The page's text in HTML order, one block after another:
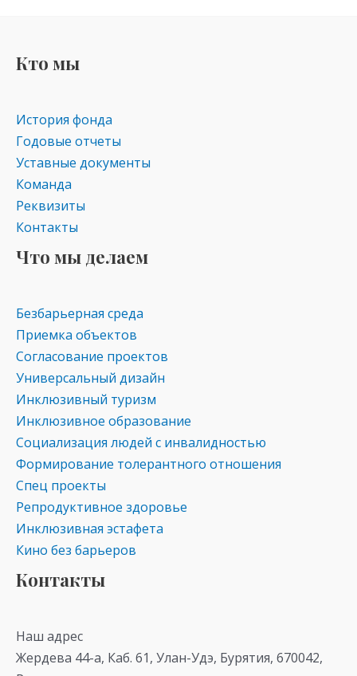
kl
as
s
ni
ki
Кто мы
История фонда
Годовые отчеты
Уставные документы
Команда
Реквизиты
Контакты
Что мы делаем
Безбарьерная среда
Приемка объектов
Согласование проектов
Универсальный дизайн
Инклюзивный туризм
Инклюзивное образование
Социализация людей с инвалидностью
Формирование толерантного отношения
Спец проекты
Репродуктивное здоровье
Инклюзивная эстафета
Кино без барьеров
Контакты
Наш адрес
Жердева 44-а, Каб. 61, Улан-Удэ, Бурятия, 670042,